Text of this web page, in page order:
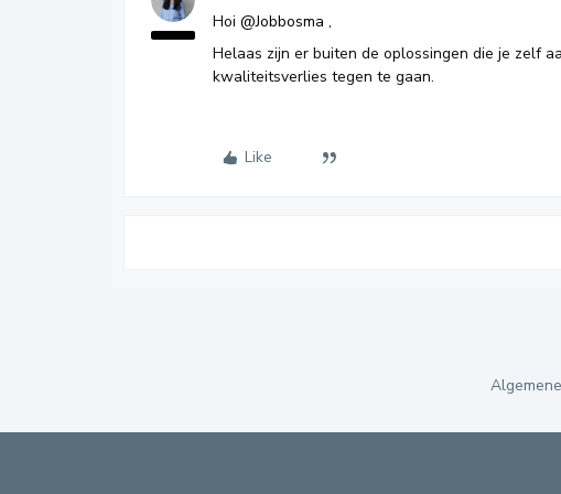
Hoi @Jobbosma ,
Helaas zijn er buiten de oplossingen die je zelf
kwaliteitsverlies tegen te gaan.
Like